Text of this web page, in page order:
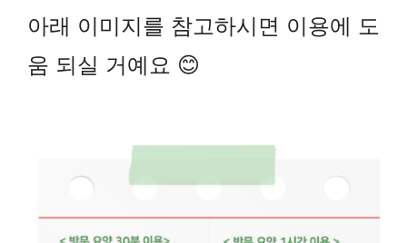
아래 이미지를 참고하시면 이용에 도
움 되실 거예요 😊